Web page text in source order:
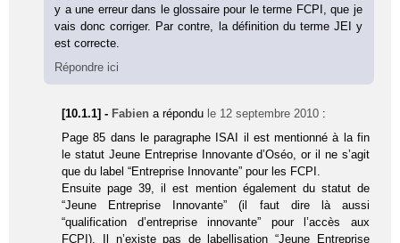
y a une erreur dans le glossaire pour le terme FCPI, que je
vais donc corriger. Par contre, la définition du terme JEI y
est correcte.
Répondre ici
[10.1.1] - Fabien a répondu le 12 septembre 2010 :
Page 85 dans le paragraphe ISAI il est mentionné à la fin
le statut Jeune Entreprise Innovante d’Oséo, or il ne s’agit
que du label “Entreprise Innovante” pour les FCPI.
Ensuite page 39, il est mention également du statut de
“Jeune Entreprise Innovante” (il faut dire là aussi
“qualification d’entreprise innovante” pour l’accès aux
FCPI). Il n’existe pas de labellisation “Jeune Entreprise